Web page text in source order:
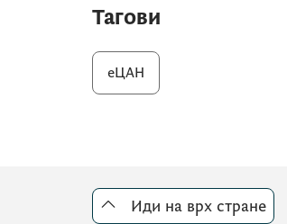
Тагови
еЦАН
Иди на врх стране